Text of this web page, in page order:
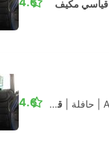
قياسي مكيف
حافلة قياسي مكيف 4.6